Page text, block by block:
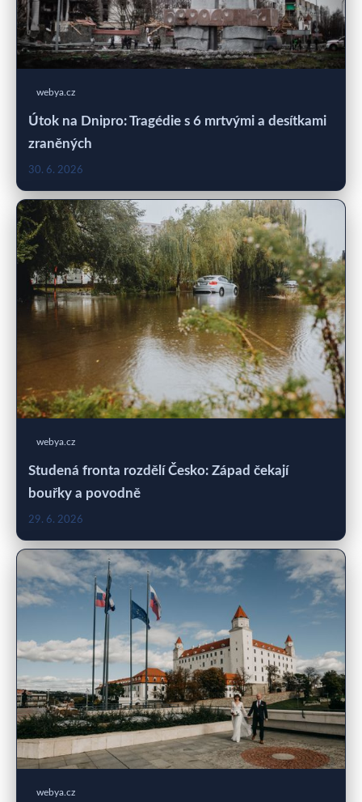
webya.cz
Útok na Dnipro: Tragédie s 6 mrtvými a desítkami
zraněných
30. 6. 2026
webya.cz
Studená fronta rozdělí Česko: Západ čekají
bouřky a povodně
29. 6. 2026
webya.cz